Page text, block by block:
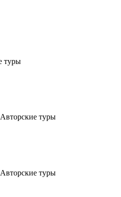
туры
туры
туры